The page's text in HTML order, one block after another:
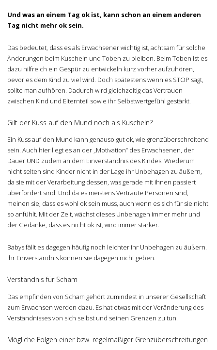
Und was an einem Tag ok ist, kann schon an einem anderen
Tag nicht mehr ok sein.
Das bedeutet, dass es als Erwachsener wichtig ist, achtsam für solche
Änderungen beim Kuscheln und Toben zu bleiben. Beim Toben ist es
dazu hilfreich ein Gespür zu entwickeln kurz vorher aufzuhören,
bevor es dem Kind zu viel wird. Doch spätestens wenn es STOP sagt,
sollte man aufhören. Dadurch wird gleichzeitig das Vertrauen
zwischen Kind und Elternteil sowie ihr Selbstwertgefühl gestärkt.
Gilt der Kuss auf den Mund noch als Kuscheln?
Ein Kuss auf den Mund kann genauso gut ok, wie grenzüberschreitend
sein. Auch hier liegt es an der „Motivation“ des Erwachsenen, der
Dauer UND zudem an dem Einverständnis des Kindes. Wiederum
nicht selten sind Kinder nicht in der Lage ihr Unbehagen zu äußern,
da sie mit der Verarbeitung dessen, was gerade mit ihnen passiert
überfordert sind. Und da es meistens Vertraute Personen sind,
meinen sie, dass es wohl ok sein muss, auch wenn es sich für sie nicht
so anfühlt. Mit der Zeit, wächst dieses Unbehagen immer mehr und
der Gedanke, dass es nicht ok ist, wird immer stärker.
Babys fällt es dagegen häufig noch leichter ihr Unbehagen zu äußern.
Ihr Einverständnis können sie dagegen nicht geben.
Verständnis für Scham
Das empfinden von Scham gehört zumindest in unserer Gesellschaft
zum Erwachsen werden dazu. Es hat etwas mit der Veränderung des
Verständnisses von sich selbst und seinen Grenzen zu tun.
Mögliche Folgen einer bzw. regelmäßiger Grenzüberschreitungen